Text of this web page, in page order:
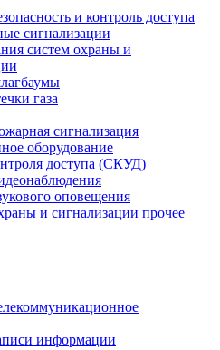
и контроль доступа
сигнализации
систем охраны и
газа
сигнализация
оборудование
доступа (СКУД)
оповещения
и сигнализации прочее
информации